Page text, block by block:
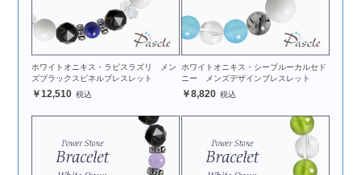
ホワイトオニキス・ラピスラズリ メン
ズブラックスピネルブレスレット
12,510
ホワイトオニキス・シーブルーカルセド
ニー メンズデザインブレスレット
8,820